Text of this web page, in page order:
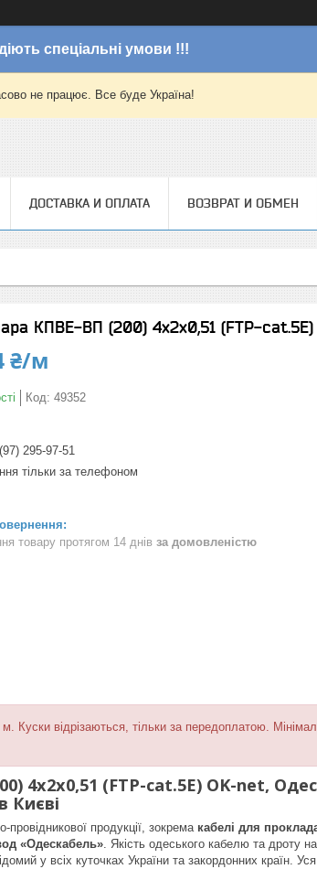
спеціальні умови !!!
не працює. Все буде Україна!
ДОСТАВКА И ОПЛАТА ВОЗВРАТ И ОБМЕН
КПВЕ-ВП (200) 4х2х0,51 (FTP-
₴/м
Код: 49352
295-97-51
тільки за телефоном
товару протягом 14 днів за домовленістю
Куски відрізаються, тільки за передоплатою.
4х2х0,51 (FTP-cat.5E) OK-net,
Києві
продукції, зокрема кабелі для
«Одескабель». Якість одеського кабелю та дроту
у всіх куточках України та закордонних країн.